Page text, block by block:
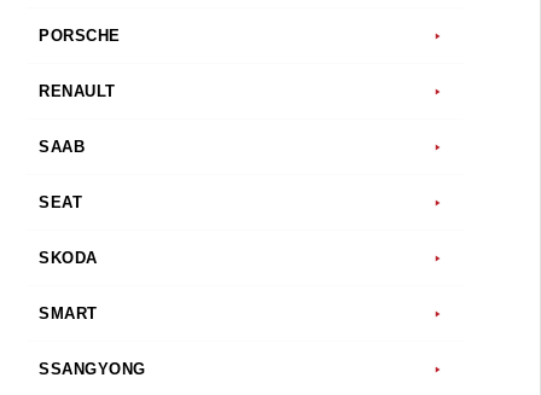
PORSCHE
RENAULT
SAAB
SEAT
SKODA
SMART
SSANGYONG